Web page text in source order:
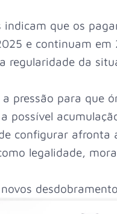
indicam que os
e continuam em
regularidade da
pressão para que
possível
configurar afronta
legalidade,